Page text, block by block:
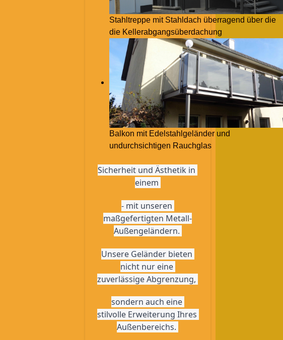
Stahltreppe mit Stahldach überragend über die
die Kellerabgangsüberdachung
Balkon mit Edelstahlgeländer und
undurchsichtigen Rauchglas
Sicherheit und Ästhetik in
einem
- mit unseren
maßgefertigten Metall-
Außengeländern.
Unsere Geländer bieten
nicht nur eine
zuverlässige Abgrenzung,
sondern auch eine
stilvolle Erweiterung Ihres
Außenbereichs.